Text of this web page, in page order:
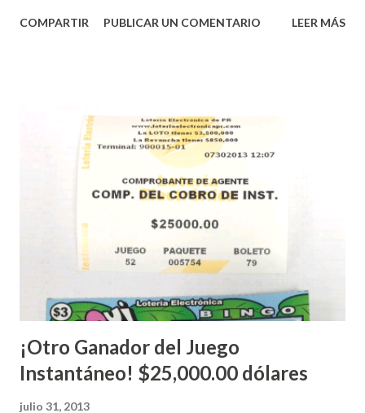
proteger la salud de nuestros empleados, vendedores y
instantáneos”, indicó López. Sobre el sorteo de Powerball,
López explicó que el mismo se continuará realizando en los
Estados Unidos y los jugadores podrán conocer los
números ganadores del mismo a través de la página
aquellos con jugadas anticipadas de los sorteos locales (
Loto, Revancha, Pega 2, Pega 3 Pega 4 ) se les informará
Mientras, que l...
COMPARTIR PUBLICAR UN COMENTARIO LEER MÁS
¡Otro Ganador del Juego
Instantáneo! $25,000.00 dólares
julio 31, 2013